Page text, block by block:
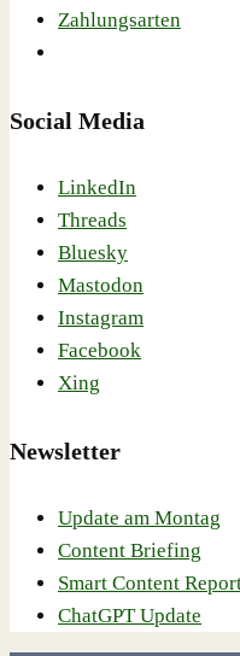
Zahlungsarten
Social Media
LinkedIn
Threads
Bluesky
Mastodon
Instagram
Facebook
Xing
Newsletter
Update am Montag
Content Briefing
Smart Content
ChatGPT Update